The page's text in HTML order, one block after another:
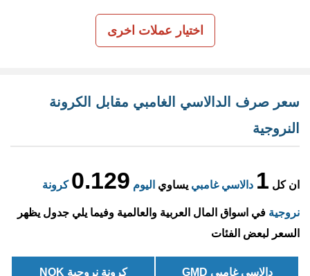
اختيار عملات اخرى
سعر صرف الدالاسي الغامبي مقابل الكرونة
النروجية
ان كل 1 دالاسي غامبي يساوي اليوم 0.129 كرونة
نروجية في اسواق المال العربية والعالمية وفيما يلي جدول يظهر
السعر لبعض الفئات
دالاسي غامبي GMD كرونة نروجية NOK